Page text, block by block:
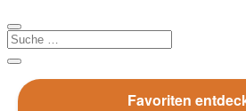
Favoriten